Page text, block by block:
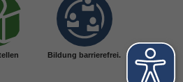
Bildung barrierefrei.